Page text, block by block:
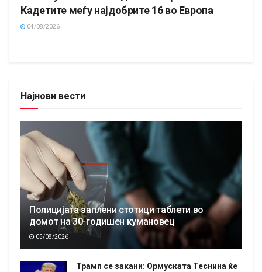
Кадетите меѓу најдобрите 16 во Европа
04/08/2026
Најнови вести
Полицијата заплени стотици таблети во
домот на 30-годишен кумановец
05/08/2026
Трамп се закани: Ормуската Теснина ќе